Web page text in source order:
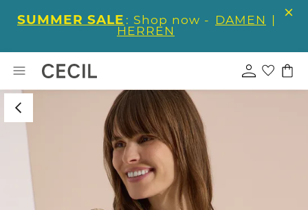
SUMMER SALE : Shop now - DAMEN |
HERREN